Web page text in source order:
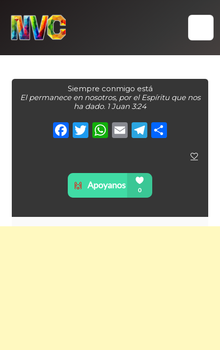
content
Siempre conmigo está
El permanece en nosotros, por el Espíritu que nos
ha dado. 1 Juan 3:24
Facebook
Twitter
WhatsApp
Email